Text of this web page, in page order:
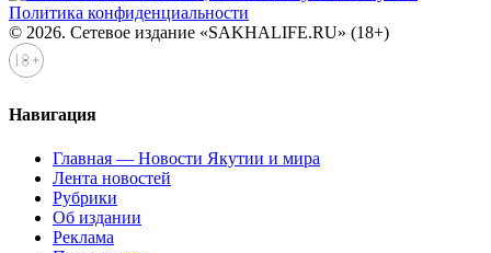
Политика конфиденциальности
© 2026. Сетевое издание «SAKHALIFE.RU» (18+)
Навигация
Главная — Новости Якутии и мира
Лента новостей
Рубрики
Об издании
Реклама